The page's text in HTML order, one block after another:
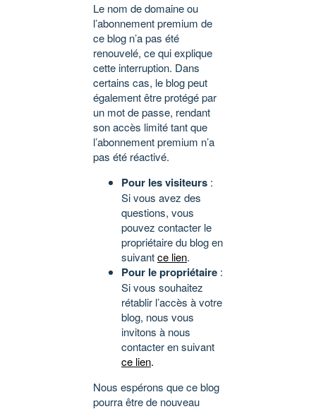
Le nom de domaine ou
l’abonnement premium de
ce blog n’a pas été
renouvelé, ce qui explique
cette interruption. Dans
certains cas, le blog peut
également être protégé par
un mot de passe, rendant
son accès limité tant que
l’abonnement premium n’a
pas été réactivé.
Pour les visiteurs :
Si vous avez des
questions, vous
pouvez contacter le
propriétaire du blog en
suivantce lien.
Pour le propriétaire :
Si vous souhaitez
rétablir l’accès à votre
blog, nous vous
invitons à nous
contacter en suivant
ce lien.
Nous espérons que ce blog
pourra être de nouveau